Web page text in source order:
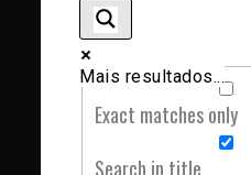
Mais resultados...
Exact matches only
Search in title